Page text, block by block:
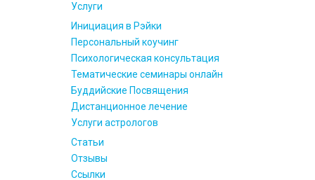
Услуги
Инициация в Рэйки
Персональный коучинг
Психологическая консультация
Тематические семинары онлайн
Буддийские Посвящения
Дистанционное лечение
Услуги астрологов
Статьи
Отзывы
Ссылки